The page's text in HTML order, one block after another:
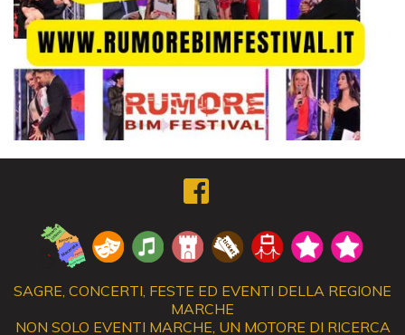
SAGRE, CONCERTI, FESTE ED EVENTI DELLA REGIONE
MARCHE
NON SOLO EVENTI MARCHE, UN MOTORE DI RICERCA